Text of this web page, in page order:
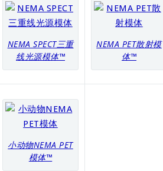
NEMA SPECT三重
线光源模体™
NEMA PET散射模
体™
小动物NEMA PET
模体™